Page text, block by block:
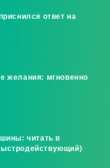
ответ на
желания: мгновенно
читать в